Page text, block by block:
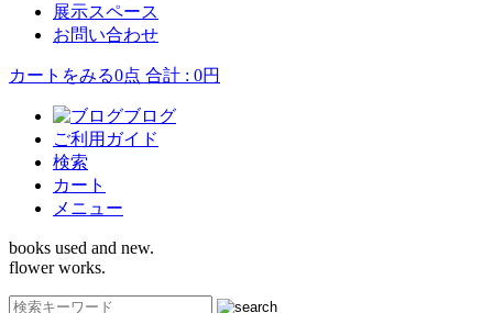
展示スペース
お問い合わせ
カートをみる0点 合計 : 0円
ブログ
ご利用ガイド
検索
カート
メニュー
books used and new.
flower works.